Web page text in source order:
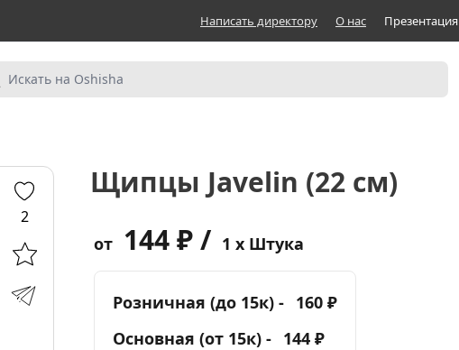
Написать директору О нас Презентация
2
Щипцы Javelin (22 см)
от 144 ₽ / 1 x Штука
Розничная (до 15к) - 160 ₽
Основная (от 15к) - 144 ₽